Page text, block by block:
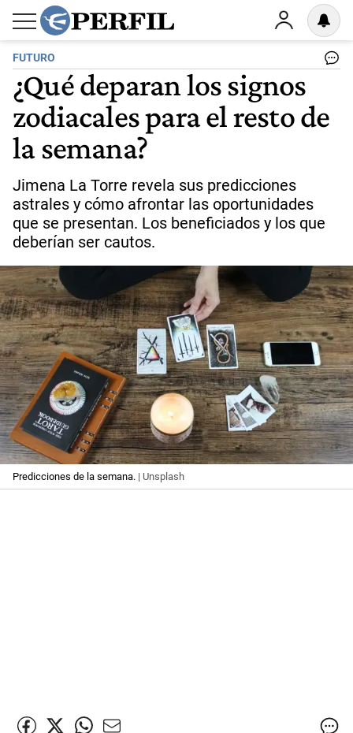
FUTURO
¿Qué deparan los signos
zodiacales para el resto de
la semana?
Jimena La Torre revela sus predicciones
astrales y cómo afrontar las oportunidades
que se presentan. Los beneficiados y los que
deberían ser cautos.
Predicciones de la semana. | Unsplash